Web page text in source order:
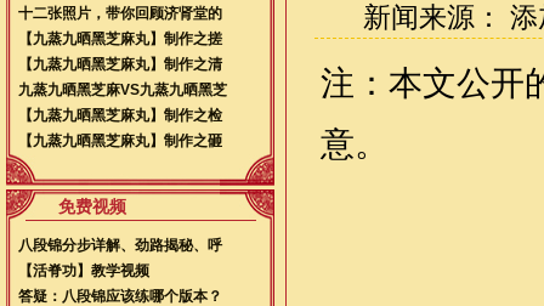
十二张照片，带你回顾济肾堂的
【九蒸九晒黑芝麻丸】制作之搓
【九蒸九晒黑芝麻丸】制作之清
九蒸九晒黑芝麻VS九蒸九晒黑芝
【九蒸九晒黑芝麻丸】制作之检
【九蒸九晒黑芝麻丸】制作之砸
免费视频
八段锦分步详解、劲路揭秘、呼
【活脊功】教学视频
答疑：八段锦应该练哪个版本？
新闻来源：
注：本文公开
意。